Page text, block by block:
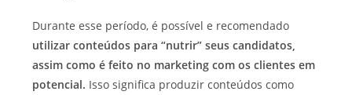
Durante esse período, é possível e recomendado
utilizar conteúdos para “nutrir” seus candidatos,
assim como é feito no marketing com os clientes em
potencial. Isso significa produzir conteúdos como